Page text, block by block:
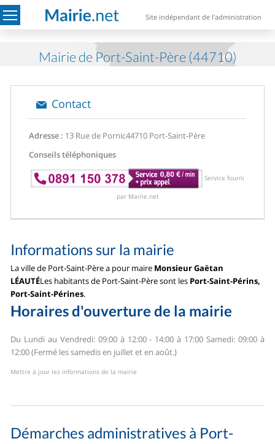
Site indépendant de l'administration
Mairie de Port-Saint-Père (44710)
Contact
Adresse : 13 Rue de Pornic44710 Port-Saint-Père
Conseils téléphoniques
Service fourni
par Mairie.net
Informations sur la mairie
La ville de Port-Saint-Père a pour maire Monsieur Gaëtan
LÉAUTÉLes habitants de Port-Saint-Père sont les Port-Saint-Périns,
Port-Saint-Pérines.
Horaires d'ouverture de la mairie
Du Lundi au Vendredi: 09:00 à 12:00 - 14:00 à 17:00 Samedi: 09:00 à
12:00 (Fermé les samedis en juillet et en août.)
Mettre à jour les informations de la mairie
Démarches administratives à Port-